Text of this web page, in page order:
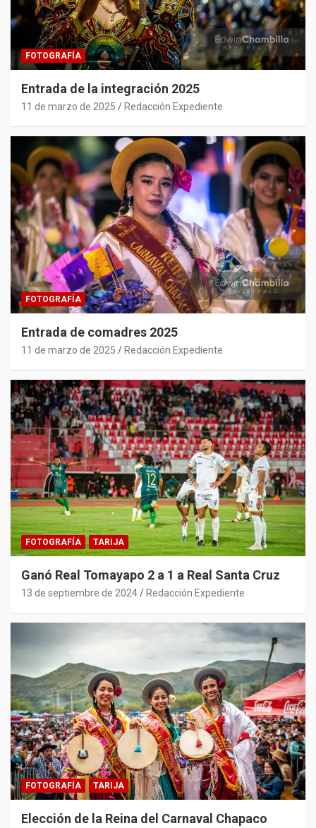
FOTOGRAFÍA
Entrada de la integración 2025
11 de marzo de 2025 Redacción Expediente
FOTOGRAFÍA
Entrada de comadres 2025
11 de marzo de 2025 Redacción Expediente
FOTOGRAFÍA TARIJA
Ganó Real Tomayapo 2 a 1 a Real Santa Cruz
13 de septiembre de 2024 Redacción Expediente
FOTOGRAFÍA TARIJA
Elección de la Reina del Carnaval Chapaco